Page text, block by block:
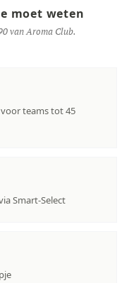
moet weten
van Aroma Club.
teams tot 45
Smart-Select